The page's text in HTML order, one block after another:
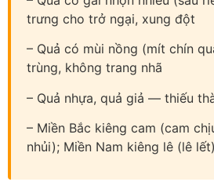
trưng cho trở ngại, xung đột
– Quả có mùi nồng (mít chín
trùng, không trang nhã
– Quả nhựa, quả giả — thiếu
– Miền Bắc kiêng cam (cam
nhủi); Miền Nam kiêng lê (lê lết)